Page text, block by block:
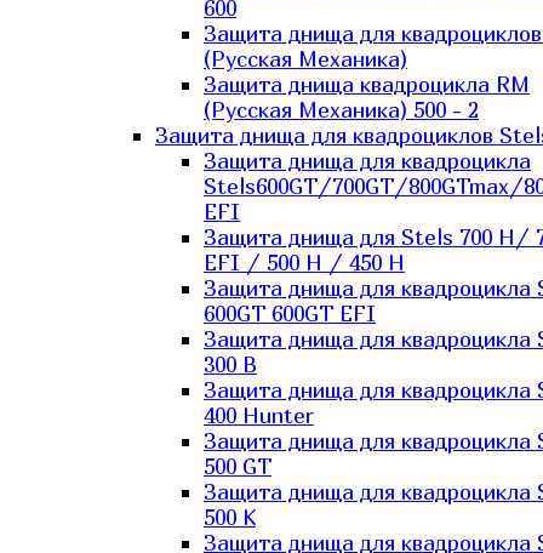
600
Защита днища для
(Русская Механика)
Защита днища квадроцикла RM
(Русская Механика) 500 - 2
Защита днища для квадроциклов
Защита днища для квадроцикла
Stels600GT/700GT/800GTmax/
EFI
Защита днища для Stels 700 H/
EFI / 500 H / 450 H
Защита днища для квадроцикла
600GT 600GT EFI
Защита днища для квадроцикла
300 B
Защита днища для квадроцикла
400 Hunter
Защита днища для квадроцикла
500 GT
Защита днища для квадроцикла
500 K
Защита днища для квадроцикла